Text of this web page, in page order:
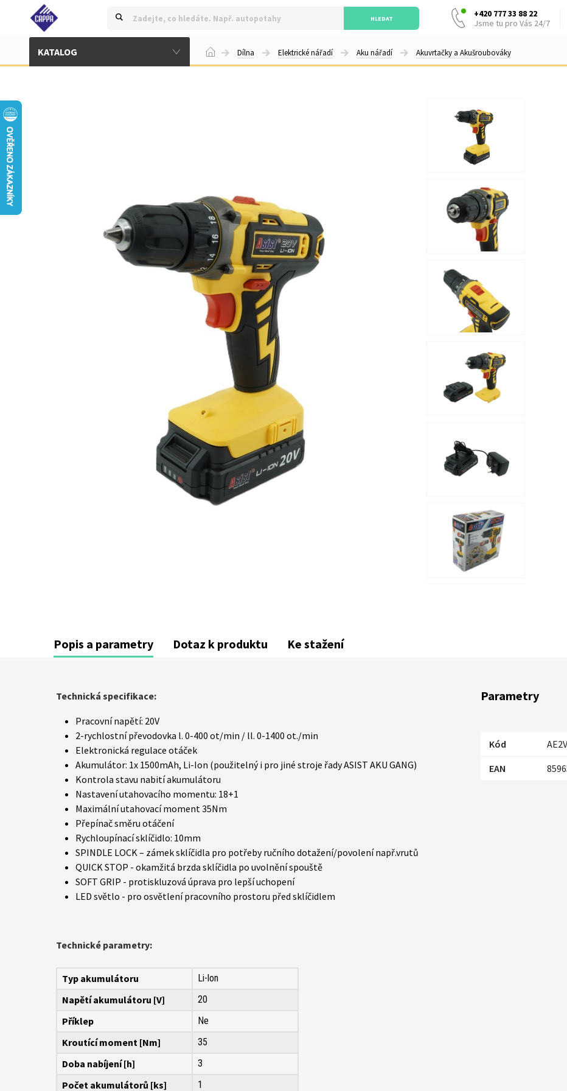
HLEDAT
+420 777 33 88 22
Jsme tu pro Vás 24/7
KATALOG Dílna Elektrické nářadí Aku nářadí Akuvrtačky a Akušroubováky
Popis a parametry Dotaz k produktu Ke stažení
Technická specifikace:
Pracovní napětí: 20V
2-rychlostní převodovka l. 0-400 ot/min / ll. 0-1400 ot./min
Elektronická regulace otáček
Akumulátor: 1x 1500mAh, Li-Ion (použitelný i pro jiné stroje řady ASIST AKU GANG)
Kontrola stavu nabití akumulátoru
Nastavení utahovacího momentu: 18+1
Maximální utahovací moment 35Nm
Přepínač směru otáčení
Rychloupínací sklíčidlo: 10mm
SPINDLE LOCK – zámek sklíčidla pro potřeby ručního dotažení/povolení např.vrutů
QUICK STOP - okamžitá brzda sklíčidla po uvolnění spouště
SOFT GRIP - protiskluzová úprava pro lepší uchopení
LED světlo - pro osvětlení pracovního prostoru před sklíčidlem
Technické parametry:
Typ akumulátoru Li-lon
Napětí akumulátoru [V] 20
Příklep Ne
Kroutící moment [Nm] 35
Doba nabíjení [h] 3
Počet akumulátorů [ks] 1
Parametry
Kód
EAN